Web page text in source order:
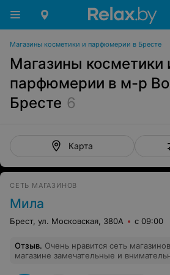
Магазины косметики и парфюмерии в Бресте
Магазины косметики
парфюмерии в м-р
Бресте 6
Карта
СЕТЬ МАГАЗИНОВ
Мила
Брест, ул. Московская, 380А с 09:00
Отзыв. Очень нравится сеть
магазине замечательные и